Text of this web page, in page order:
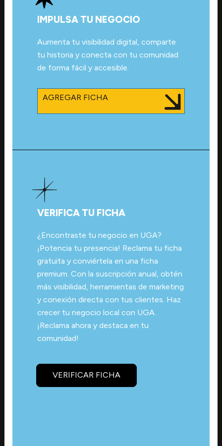
IMPULSA TU NEGOCIO
Aumenta tu visibilidad digital, comparte
tu historia y conecta con tu comunidad
de forma fácil y accesible.
AGREGAR FICHA
VERIFICA TU FICHA
¿Encontraste tu negocio en UGA?
¡Potencia tu presencia! Reclama tu ficha
gratuita y conviértela en una ficha
premium. Con la suscripción anual, obtén
más visibilidad, herramientas de marketing
y conexión directa con tus clientes. Haz
crecer tu negocio local con UGA.
¡Reclama ahora y destaca en tu
comunidad!
VERIFICAR FICHA